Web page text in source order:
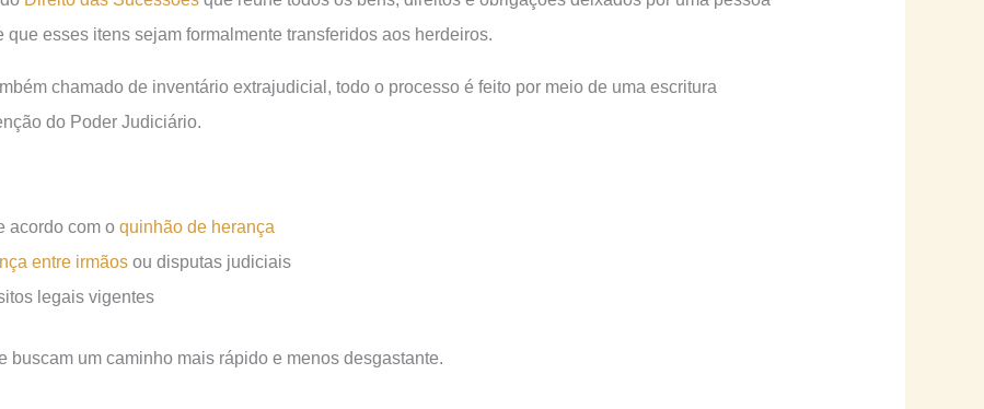
esses itens sejam formalmente transferidos aos herdeiros.
chamado de inventário extrajudicial, todo o processo é feito por meio de uma escritura
do Poder Judiciário.
acordo com o quinhão de herança
entre irmãosou disputas judiciais
legais vigentes
buscam um caminho mais rápido e menos desgastante.